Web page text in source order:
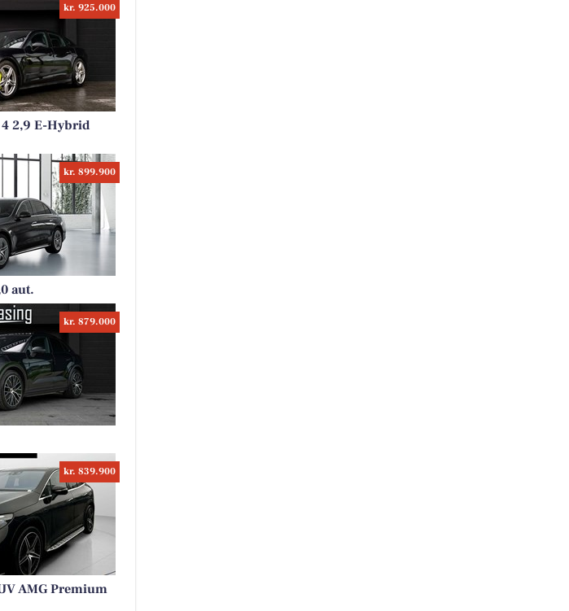
kr. 925.000
4 2,9 E-Hybrid
kr. 899.900
aut.
kr. 879.000
kr. 839.900
AMG Premium